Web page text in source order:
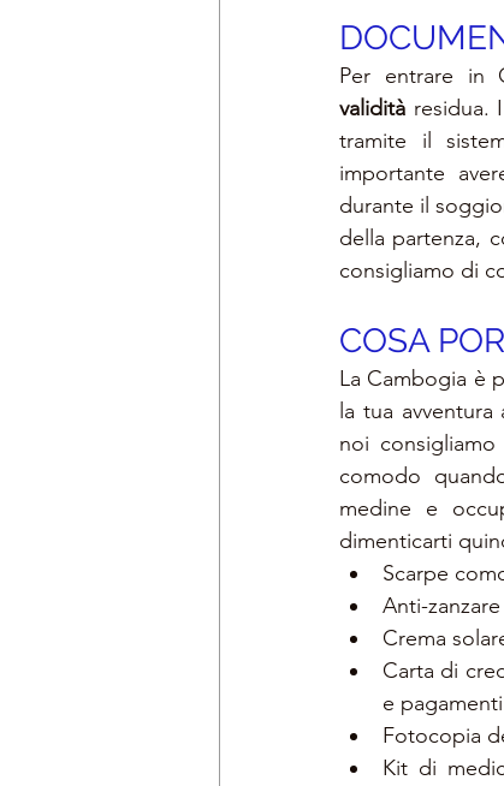
Per entrare in
validità residua.
tramite il
importante
durante il
della partenza,
consigliamo di
COSA
La Cambogia è
la tua
noi
comodo
medine e
dimenticarti
Scarpe
Anti-
Crema
Carta di
e
Fotocopia
Kit di